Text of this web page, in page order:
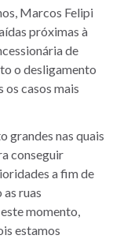
Marcos Felipi
próximas à
de
o desligamento
os casos mais
grandes nas quais
conseguir
a fim de
ruas
momento,
estamos